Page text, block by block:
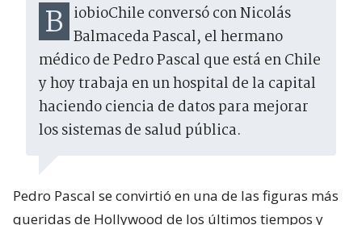
BiobioChile conversó con Nicolás Balmaceda Pascal, el hermano
médico de Pedro Pascal que está en Chile
y hoy trabaja en un hospital de la capital
haciendo ciencia de datos para mejorar
los sistemas de salud pública.
Pedro Pascal se convirtió en una de las figuras más
queridas de Hollywood de los últimos tiempos y